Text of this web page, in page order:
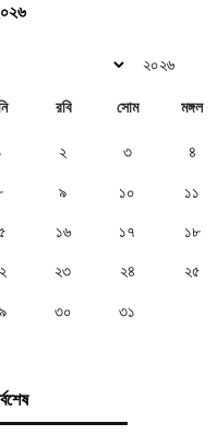
রবি সোম মঙ্গল
২ ৩ ৪
৯ ১০ ১১
১৬ ১৭ ১৮
২৩ ২৪ ২৫
৩০ ৩১